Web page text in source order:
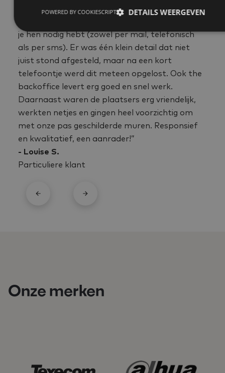
je hen nodig hebt (zowel per mail, telefonisch
als per sms). Er was één klein detail dat niet
juist stond afgesteld, maar na een kort
telefoontje werd dit meteen opgelost. Ook the
backoffice levert erg goed en snel werk.
Daarnaast waren de plaatsers erg vriendelijk,
werkten netjes en gingen heel voorzichtig om
met onze pas geschilderde muren. Responsief
en kwalitatief, een aanrader!”
- Louise S.
Particuliere klant
Onze merken
DETAILS WEERGEVEN
POWERED BY COOKIESCRIPT